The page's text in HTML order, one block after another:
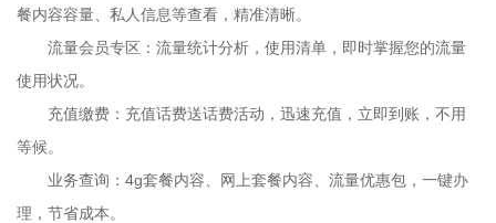
餐内容容量、私人信息等查看，精准清晰。
流量会员专区：流量统计分析，使用清单，即时掌握您的流量
使用状况。
充值缴费：充值话费送话费活动，迅速充值，立即到账，不用
等候。
业务查询：4g套餐内容、网上套餐内容、流量优惠包，一键办
理，节省成本。